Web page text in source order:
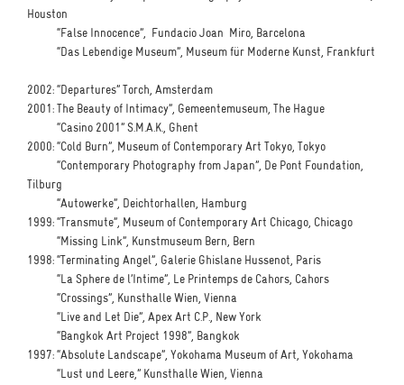
Houston
“False Innocence”, Fundacio Joan Miro, Barcelona
“Das Lebendige Museum”, Museum für Moderne Kunst, Frankfurt
2002: “Departures” Torch, Amsterdam
2001: The Beauty of Intimacy”, Gemeentemuseum, The Hague
“Casino 2001” S.M.A.K., Ghent
2000: “Cold Burn”, Museum of Contemporary Art Tokyo, Tokyo
“Contemporary Photography from Japan”, De Pont Foundation,
Tilburg
“Autowerke”, Deichtorhallen, Hamburg
1999: “Transmute”, Museum of Contemporary Art Chicago, Chicago
“Missing Link”, Kunstmuseum Bern, Bern
1998: “Terminating Angel”, Galerie Ghislane Hussenot, Paris
“La Sphere de l’Intime”, Le Printemps de Cahors, Cahors
“Crossings”, Kunsthalle Wien, Vienna
“Live and Let Die”, Apex Art C.P., New York
“Bangkok Art Project 1998”, Bangkok
1997: “Absolute Landscape”, Yokohama Museum of Art, Yokohama
“Lust und Leere,” Kunsthalle Wien, Vienna